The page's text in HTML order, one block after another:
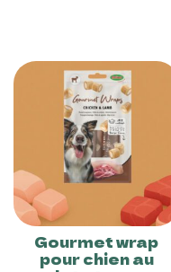
Gourmet wrap
pour chien au